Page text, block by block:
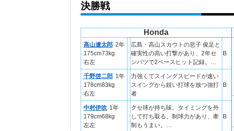
決勝戦
Honda
高山遼太郎 2年
175cm73kg
右左
広島・高山スカウトの息子 俊足と
確実性の高い打撃があり、2年セ
ンバツで2ベースヒット記録。…
B
千野啓二郎 1年
178cm83kg
右左
力強くてスイングスピードが速い
スイングから鋭い打球を放つ強打
者
B
中村伊吹 1年
179cm68kg
左左
クセ球が持ち味。タイミングを外
して打ち取る。制球力があり、牽
制もうまい。…
B